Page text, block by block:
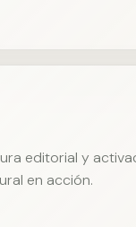
editorial y
en acción.